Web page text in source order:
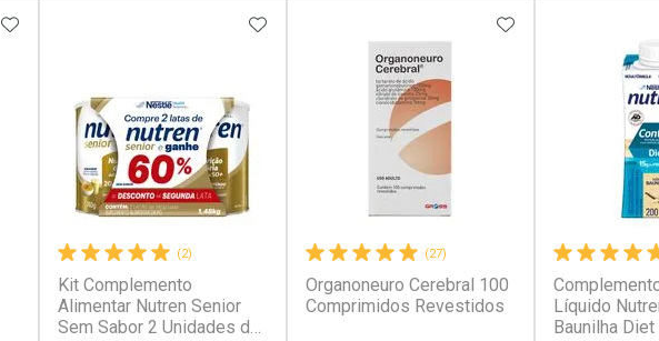
Ativar Desconto Ativar Desconto Ativar
ADICIONAR AOS FAVORITOS
(2)
Kit Complemento
Alimentar Nutren Senior
Sem Sabor 2 Unidades de
ADICIONAR AOS FAVORITOS
(27)
Organoneuro Cerebral 100
Comprimidos Revestidos
ADICIONAR AOS
Líquido
Baunilha